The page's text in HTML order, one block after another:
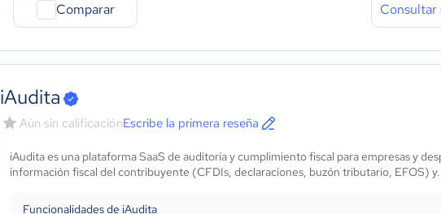
Comparar Consultar
iAudita
Aún sin calificaciónEscribe la primera reseña
iAudita es una plataforma SaaS de auditoría y cumplimiento fiscal para empresas y
información fiscal del contribuyente (CFDIs, declaraciones, buzón tributario, EFOS)
Funcionalidades de iAudita